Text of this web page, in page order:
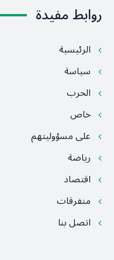
روابط مفيدة
الرئيسية
سياسة
الحرب
خاص
على مسؤوليتهم
رياضة
اقتصاد
متفرقات
اتصل بنا